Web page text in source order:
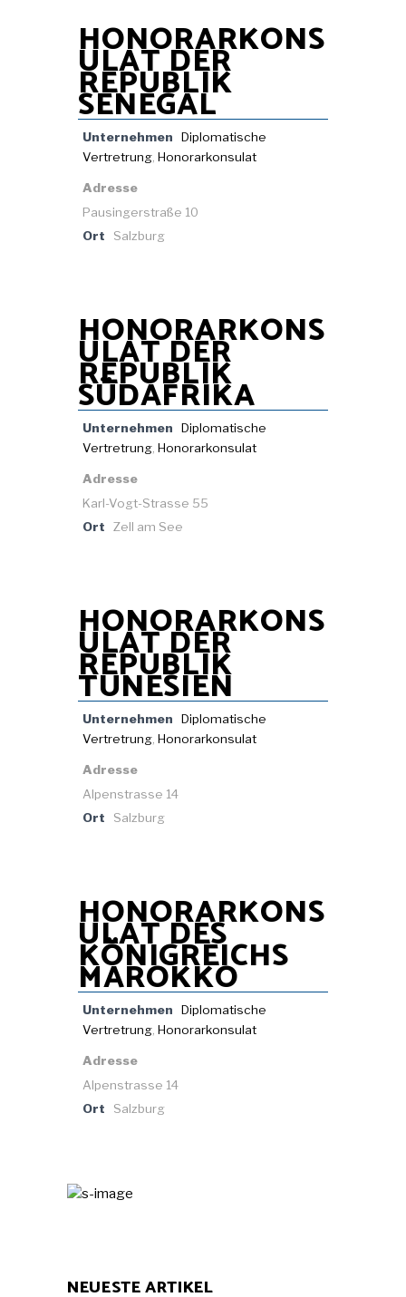
HONORARKONS
ULAT DER
REPUBLIK
SENEGAL
Unternehmen
Diplomatische
Vertretrung, Honorarkonsulat
Adresse
Pausingerstraße 10
Ort
Salzburg
HONORARKONS
ULAT DER
REPUBLIK
SÜDAFRIKA
Unternehmen
Diplomatische
Vertretrung, Honorarkonsulat
Adresse
Karl-Vogt-Strasse 55
Ort
Zell am See
HONORARKONS
ULAT DER
REPUBLIK
TUNESIEN
Unternehmen
Diplomatische
Vertretrung, Honorarkonsulat
Adresse
Alpenstrasse 14
Ort
Salzburg
HONORARKONS
ULAT DES
KÖNIGREICHS
MAROKKO
Unternehmen
Diplomatische
Vertretrung, Honorarkonsulat
Adresse
Alpenstrasse 14
Ort
Salzburg
NEUESTE ARTIKEL